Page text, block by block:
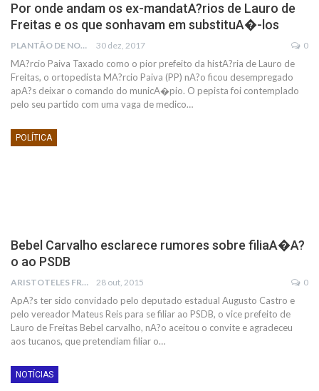
Por onde andam os ex-mandatA?rios de Lauro de
Freitas e os que sonhavam em substituA�-los
PLANTÃO DE NOTÍCIAS 30 dez, 2017 0
MA?rcio Paiva Taxado como o pior prefeito da histA?ria de Lauro de
Freitas, o ortopedista MA?rcio Paiva (PP) nA?o ficou desempregado
apA?s deixar o comando do municA�pio. O pepista foi contemplado
pelo seu partido com uma vaga de medico…
POLÍTICA
Bebel Carvalho esclarece rumores sobre filiaA�A?
o ao PSDB
ARISTOTELES FRANCO 28 out, 2015 0
ApA?s ter sido convidado pelo deputado estadual Augusto Castro e
pelo vereador Mateus Reis para se filiar ao PSDB, o vice prefeito de
Lauro de Freitas Bebel carvalho, nA?o aceitou o convite e agradeceu
aos tucanos, que pretendiam filiar o…
NOTÍCIAS